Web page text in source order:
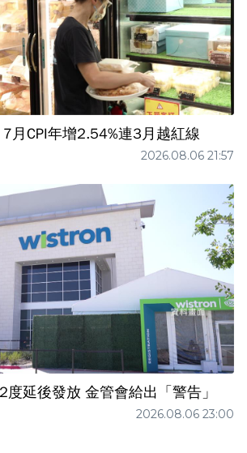
月CPI年增2.54%連3月越紅線
2026.08.06 21:57
延後發放 金管會給出「警告」
2026.08.06 23:00